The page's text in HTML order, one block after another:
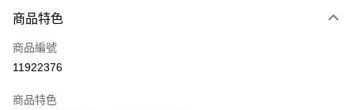
信用卡一次付款
超商取貨付款
商品特色
商品編號
11922376
商品特色